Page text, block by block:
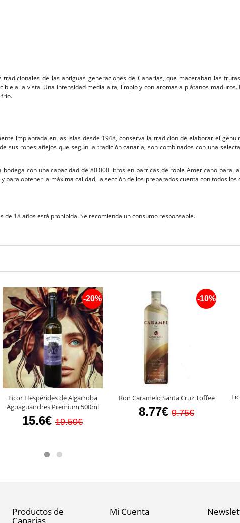
de las antiguas generaciones de Canarias, que maceraban las
a la vista. Una intensidad media alta, limpio y con aromas a plátanos maduros.
frío.
implantada en las Islas desde 1948, conserva la tradición de elaborar el
sus rones añejos que según la tradición canaria, son combinados con una
con una capacidad de 80.000 litros en barricas de roble Americano para
obtener la máxima calidad, la sección de los preparados cuenta con todos
de 18 años está prohibida. Se recomienda un consumo responsable.
Licor Hespérides de Algarroba
Aguaguanches Premium 500ml
15.6€
-20%
19.50€
Ron Caramelo Santa Cruz Toffee
8.77€
-10%
9.75€
Productos de
Canarias
Mi Cuenta